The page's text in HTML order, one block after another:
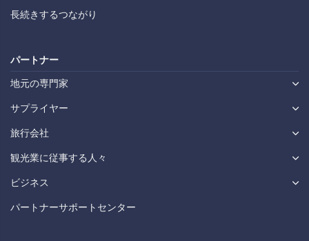
長続きするつながり
パートナー
地元の専門家
サプライヤー
旅行会社
観光業に従事する人々
ビジネス
パートナーサポートセンター